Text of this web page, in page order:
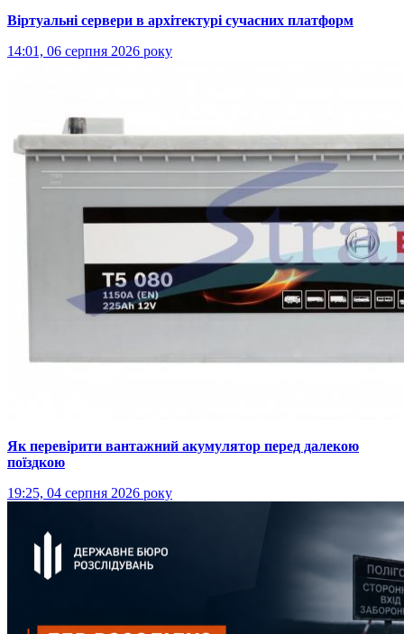
Віртуальні сервери в архітектурі сучасних платформ
14:01, 06 серпня 2026 року
Як перевірити вантажний акумулятор перед далекою
поїздкою
19:25, 04 серпня 2026 року